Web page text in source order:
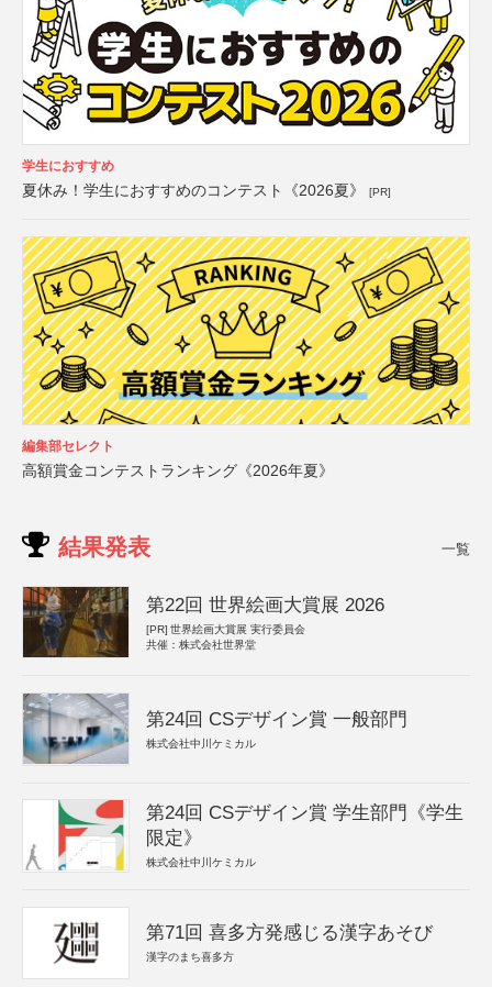
学生におすすめ
夏休み！学生におすすめのコンテスト《2026夏》 [PR]
編集部セレクト
高額賞金コンテストランキング《2026年夏》
結果発表 一覧
第22回 世界絵画大賞展 2026
[PR] 世界絵画大賞展 実行委員会
共催：株式会社世界堂
第24回 CSデザイン賞 一般部門
株式会社中川ケミカル
第24回 CSデザイン賞 学生部門《学生
限定》
株式会社中川ケミカル
第71回 喜多方発感じる漢字あそび
漢字のまち喜多方